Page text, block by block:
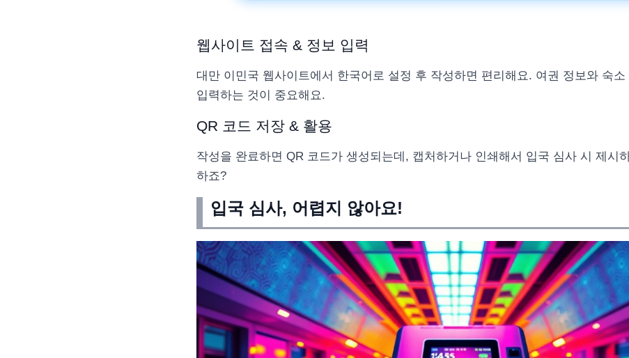
웹사이트 접속 & 정보 입력
대만 이민국 웹사이트에서 한국어로 설정 후 작성하면 편리해요. 여권 정보와 숙소
입력하는 것이 중요해요.
QR 코드 저장 & 활용
작성을 완료하면 QR 코드가 생성되는데, 캡처하거나 인쇄해서 입국 심사 시 제시
하죠?
입국 심사, 어렵지 않아요!